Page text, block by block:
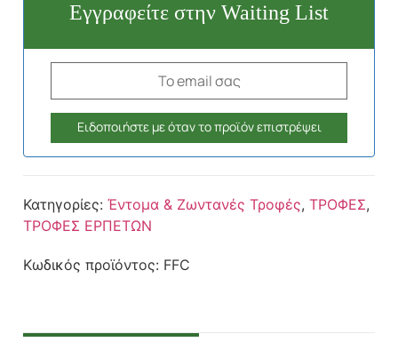
Εγγραφείτε στην Waiting List
Κατηγορίες: Έντομα & Ζωντανές Τροφές, ΤΡΟΦΕΣ,
ΤΡΟΦΕΣ ΕΡΠΕΤΩΝ
Κωδικός προϊόντος: FFC